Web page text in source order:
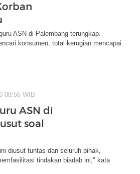
ASN di Palembang terungkap.
konsumen, total kerugian mencapai
08:56 WIB
ASN di
soal
diusut tuntas dan seluruh pihak,
tindakan biadab ini," kata